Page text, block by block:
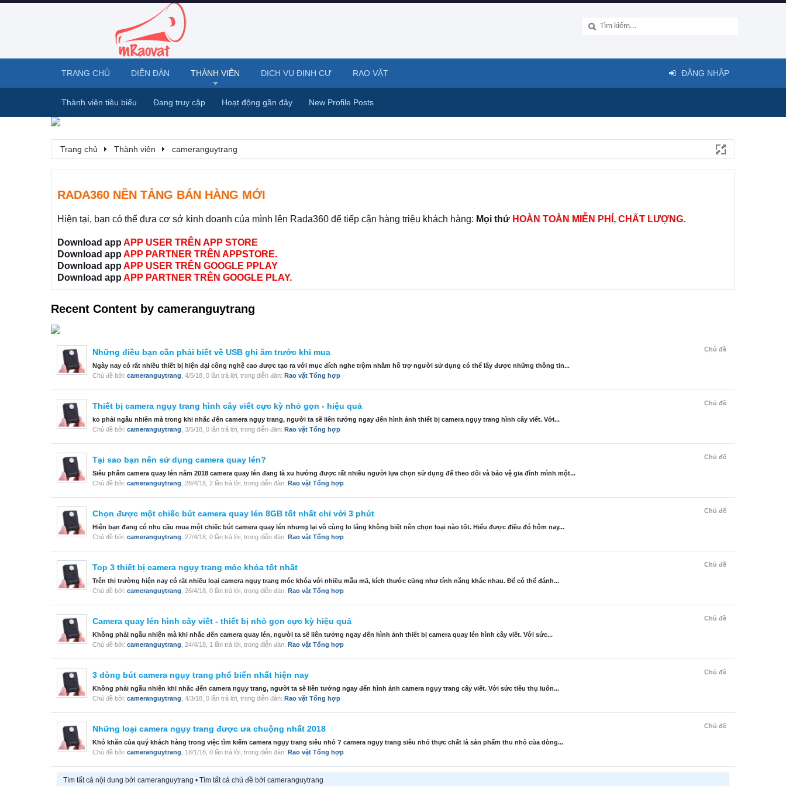
Trang chủ Thành viên cameranguytrang
RADA360 NỀN TẢNG BÁN HÀNG MỚI
Hiện tại, bạn có thể đưa cơ sở kinh doanh của mình lên Rada360 để tiếp cận hàng triệu khách hàng: Mọi thứ HOÀN TOÀN MIỄN PHÍ, CHẤT LƯỢNG.
Download app APP USER TRÊN APP STORE
Download app APP PARTNER TRÊN APPSTORE.
Download app APP USER TRÊN GOOGLE PPLAY
Download app APP PARTNER TRÊN GOOGLE PLAY.
Recent Content by cameranguytrang
Chủ đề
Những điều bạn cần phải biết về USB ghi âm trước khi mua
Ngày nay có rất nhiều thiết bị hiện đại công nghệ cao được tạo ra với mục đích nghe trộm nhằm hỗ trợ người sử dụng có thể lấy được những thông tin...
Chủ đề bởi: cameranguytrang 4/5/18 , 0 lần trả lời, trong diễn đàn: Rao vặt Tổng hợp
Chủ đề
Thiết bị camera ngụy trang hình cây viết cực kỳ nhỏ gọn - hiệu quả
ko phải ngẫu nhiên mà trong khi nhắc đến camera ngụy trang, người ta sẽ liên tưởng ngay đến hình ảnh thiết bị camera ngụy trang hình cây viết. Với...
Chủ đề bởi: cameranguytrang 3/5/18 , 0 lần trả lời, trong diễn đàn: Rao vặt Tổng hợp
Chủ đề
Tại sao bạn nên sử dụng camera quay lén?
Siêu phẩm camera quay lén năm 2018 camera quay lén đang là xu hướng được rất nhiều người lựa chọn sử dụng để theo dõi và bảo vệ gia đình mình một...
Chủ đề bởi: cameranguytrang 28/4/18 , 2 lần trả lời, trong diễn đàn: Rao vặt Tổng hợp
Chủ đề
Chọn được một chiếc bút camera quay lén 8GB tốt nhất chỉ với 3 phút
Hiện bạn đang có nhu cầu mua một chiếc bút camera quay lén nhưng lại vô cùng lo lắng không biết nên chọn loại nào tốt. Hiểu được điều đó hôm nay...
Chủ đề bởi: cameranguytrang 27/4/18 , 0 lần trả lời, trong diễn đàn: Rao vặt Tổng hợp
Chủ đề
Top 3 thiết bị camera ngụy trang móc khóa tốt nhất
Trên thị trường hiện nay có rất nhiều loại camera ngụy trang móc khóa với nhiều mẫu mã, kích thước cũng như tính năng khác nhau. Để có thể đánh...
Chủ đề bởi: cameranguytrang 26/4/18 , 0 lần trả lời, trong diễn đàn: Rao vặt Tổng hợp
Chủ đề
Camera quay lén hình cây viết - thiết bị nhỏ gọn cực kỳ hiệu quả
Không phải ngẫu nhiên mà khi nhắc đến camera quay lén, người ta sẽ liên tưởng ngay đến hình ảnh thiết bị camera quay lén hình cây viết. Với sức...
Chủ đề bởi: cameranguytrang 24/4/18 , 1 lần trả lời, trong diễn đàn: Rao vặt Tổng hợp
Chủ đề
3 dòng bút camera ngụy trang phổ biến nhất hiện nay
Không phải ngẫu nhiên khi nhắc đến camera ngụy trang, người ta sẽ liên tưởng ngay đến hình ảnh camera ngụy trang cây viết. Với sức tiêu thụ luôn...
Chủ đề bởi: cameranguytrang 4/3/18 , 0 lần trả lời, trong diễn đàn: Rao vặt Tổng hợp
Chủ đề
Những loại camera ngụy trang được ưa chuộng nhất 2018
Khó khăn của quý khách hàng trong việc tìm kiếm camera ngụy trang siêu nhỏ ? camera ngụy trang siêu nhỏ thực chất là sản phẩm thu nhỏ của dòng...
Chủ đề bởi: cameranguytrang 18/1/18 , 0 lần trả lời, trong diễn đàn: Rao vặt Tổng hợp
Tìm tất cả nội dung bởi cameranguytrang Tìm tất cả chủ đề bởi cameranguytrang
TRANG CHỦ DIỄN ĐÀN THÀNH VIÊN
Thành viên tiêu biểu Đang truy cập Hoạt động gần đây New Profile Posts
DỊCH VỤ ĐỊNH CƯ RAO VẶT ĐĂNG NHẬP